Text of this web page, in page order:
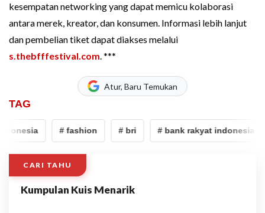
kesempatan networking yang dapat memicu kolaborasi
antara merek, kreator, dan konsumen. Informasi lebih lanjut
dan pembelian tiket dapat diakses melalui
s.thebfffestival.com. ***
Atur, Baru Temukan
TAG
# fashion # bri # bank rakyat indonesia
CARI TAHU
Kumpulan Kuis Menarik